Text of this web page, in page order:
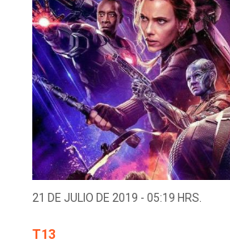
21 DE JULIO DE 2019 - 05:19 HRS.
T13